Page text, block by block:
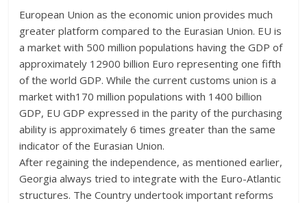
European Union as the economic union provides much
greater platform compared to the Eurasian Union. EU is
a market with 500 million populations having the GDP of
approximately 12900 billion Euro representing one fifth
of the world GDP. While the current customs union is a
market with170 million populations with 1400 billion
GDP, EU GDP expressed in the parity of the purchasing
ability is approximately 6 times greater than the same
indicator of the Eurasian Union.
After regaining the independence, as mentioned earlier,
Georgia always tried to integrate with the Euro-Atlantic
structures. The Country undertook important reforms